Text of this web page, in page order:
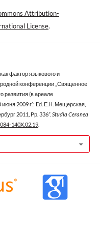
Attribution-
License.
фактор языкового и
конференции „Священное
развития (в ареале
2009 г’.: Ed. Е.Н. Мещерская,
2011, Pp. 336”. Studia Ceranea
140X.02.19